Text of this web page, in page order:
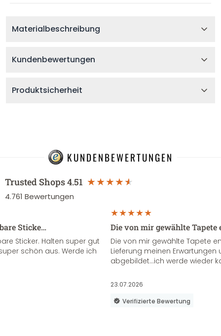
Materialbeschreibung
Kundenbewertungen
Produktsicherheit
KUNDENBEWERTUNGEN
Trusted Shops4.51
4.761 Bewertungen
Sticke…
Sticker. Halten super gut
schön aus. Werde ich
Die von mir gewählte
Die von mir gewählte Tapete
Lieferung meinen Erwartungen
abgebildet...ich werde wieder
23.07.2026
Verifizierte Bewertung